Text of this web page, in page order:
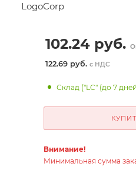
LogoCorp
102.24руб.
122.69 руб. с НДС
Склад ("LC" (до 7
Внимание!
Минимальная сумма